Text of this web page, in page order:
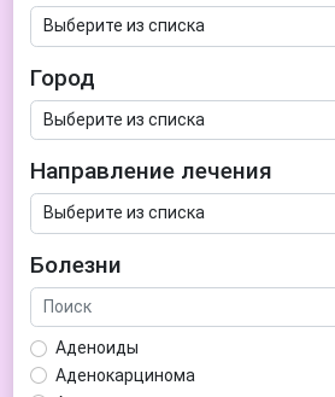
Город
Направление лечения
Болезни
Аденоиды
Аденокарцинома